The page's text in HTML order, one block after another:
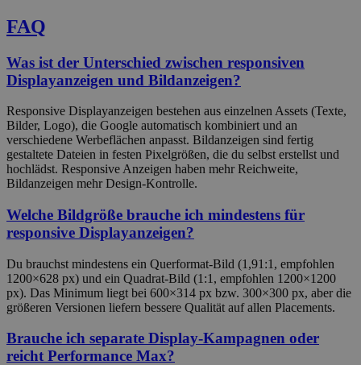
FAQ
Was ist der Unterschied zwischen responsiven
Displayanzeigen und Bildanzeigen?
Responsive Displayanzeigen bestehen aus einzelnen Assets (Texte,
Bilder, Logo), die Google automatisch kombiniert und an
verschiedene Werbeflächen anpasst. Bildanzeigen sind fertig
gestaltete Dateien in festen Pixelgrößen, die du selbst erstellst und
hochlädst. Responsive Anzeigen haben mehr Reichweite,
Bildanzeigen mehr Design-Kontrolle.
Welche Bildgröße brauche ich mindestens für
responsive Displayanzeigen?
Du brauchst mindestens ein Querformat-Bild (1,91:1, empfohlen
1200×628 px) und ein Quadrat-Bild (1:1, empfohlen 1200×1200
px). Das Minimum liegt bei 600×314 px bzw. 300×300 px, aber die
größeren Versionen liefern bessere Qualität auf allen Placements.
Brauche ich separate Display-Kampagnen oder
reicht Performance Max?